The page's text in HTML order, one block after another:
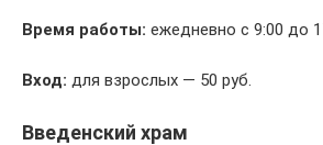
Время работы: ежедневно с 9:00 до
Вход: для взрослых — 50 руб.
Введенский храм